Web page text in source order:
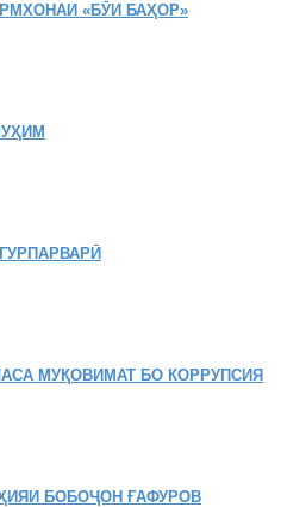
«БӮИ БАҲОР»
МУҚОВИМАТ БО КОРРУПСИЯ
БОБОҶОН ҒАФУРОВ